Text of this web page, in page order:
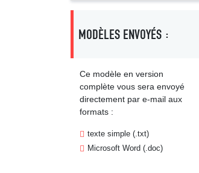
MODÈLES ENVOYÉS :
Ce modèle en version
complète vous sera envoyé
directement par e-mail aux
formats :
texte simple (.txt)
Microsoft Word (.doc)